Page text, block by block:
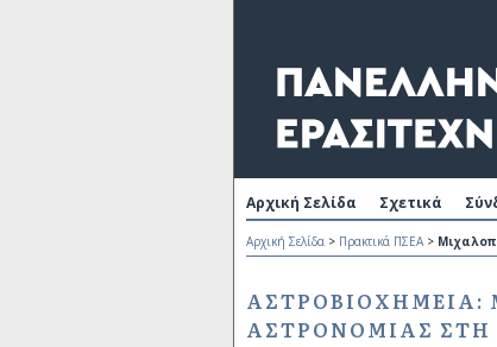
Αρχική Σελίδα Σχετικά
Αρχική Σελίδα > Πρακτικά ΠΣΕΑ>
ΑΣΤΡΟΝΟΜΊΑΣ ΣΤΗ